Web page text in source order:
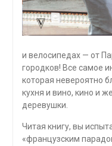
и велосипедах — от
городков! Все самое
которая невероятно
кухня и вино, кино и
деревушки.
Читая книгу, вы
«француз­ским